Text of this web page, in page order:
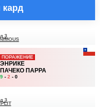
3
ПОРАЖЕНИЕ
ЭНРИКЕ
ПАЧЕКО ПАРРА
9 - 2 - 0
3